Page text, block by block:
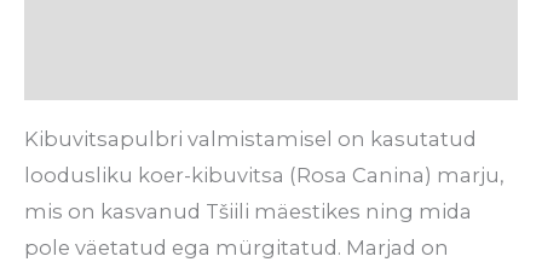
Kibuvitsapulbri valmistamisel on kasutatud
loodusliku koer-kibuvitsa (Rosa Canina) marju,
mis on kasvanud Tšiili mäestikes ning mida
pole väetatud ega mürgitatud. Marjad on